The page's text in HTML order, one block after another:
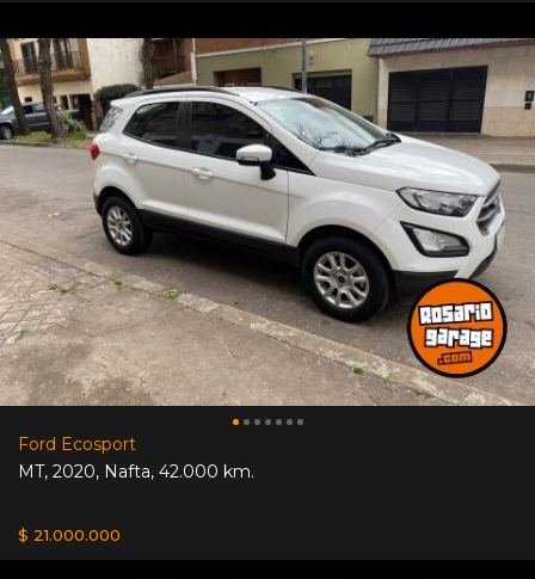
Ford Ecosport
MT, 2020, Nafta, 42.000 km.
$ 21.000.000